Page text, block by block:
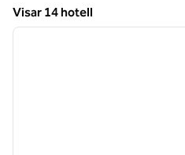
Visar 14 hotell
Visar 14 hotell
1 av 12